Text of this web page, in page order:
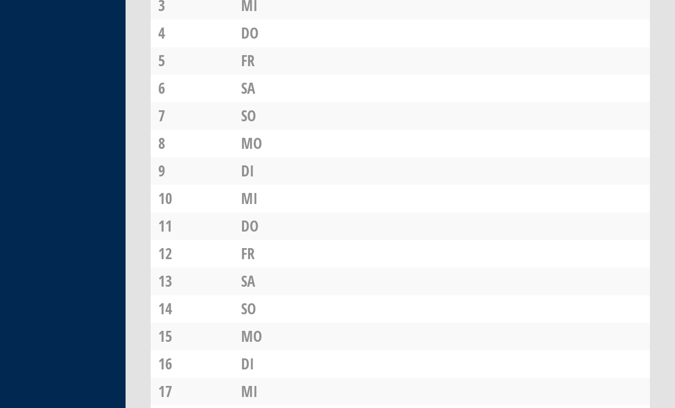
3
MI
4
DO
5
FR
6
SA
7
SO
8
MO
9
DI
10
MI
11
DO
12
FR
13
SA
14
SO
15
MO
16
DI
17
MI